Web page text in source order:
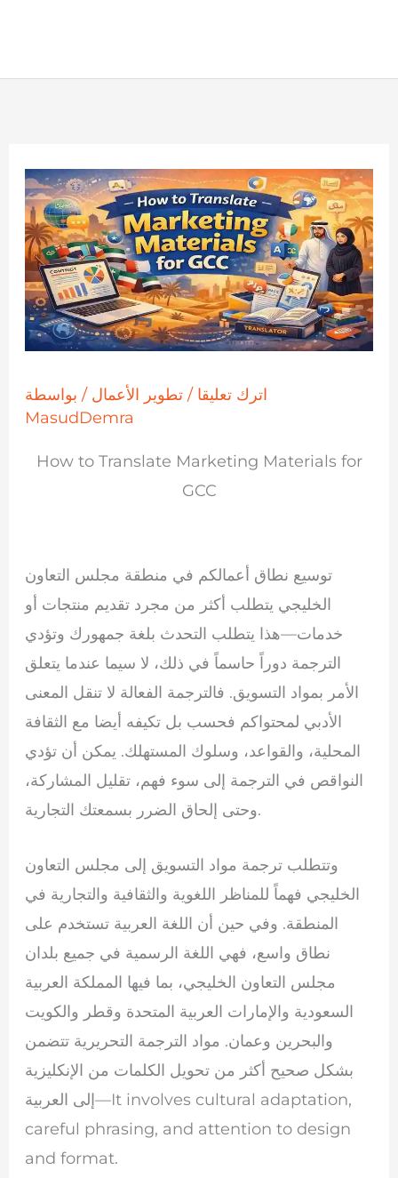
اترك تعليقا / تطوير الأعمال / بواسطة
MasudDemra
How to Translate Marketing Materials for
GCC
توسيع نطاق أعمالكم في منطقة مجلس التعاون
الخليجي يتطلب أكثر من مجرد تقديم منتجات أو
خدمات—هذا يتطلب التحدث بلغة جمهورك وتؤدي
الترجمة دوراً حاسماً في ذلك، لا سيما عندما يتعلق
الأمر بمواد التسويق. فالترجمة الفعالة لا تنقل المعنى
الأدبي لمحتواكم فحسب بل تكيفه أيضا مع الثقافة
المحلية، والقواعد، وسلوك المستهلك. يمكن أن تؤدي
النواقص في الترجمة إلى سوء فهم، تقليل المشاركة،
وحتى إلحاق الضرر بسمعتك التجارية.
وتتطلب ترجمة مواد التسويق إلى مجلس التعاون
الخليجي فهماً للمناظر اللغوية والثقافية والتجارية في
المنطقة. وفي حين أن اللغة العربية تستخدم على
نطاق واسع، فهي اللغة الرسمية في جميع بلدان
مجلس التعاون الخليجي، بما فيها المملكة العربية
السعودية والإمارات العربية المتحدة وقطر والكويت
والبحرين وعمان. مواد الترجمة التحريرية تتضمن
بشكل صحيح أكثر من تحويل الكلمات من الإنكليزية
إلى العربية—It involves cultural adaptation,
careful phrasing, and attention to design
and format.